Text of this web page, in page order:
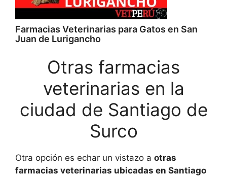
Farmacias Veterinarias para Gatos en San
Juan de Lurigancho
Otras farmacias
veterinarias en la
ciudad de Santiago de
Surco
Otra opción es echar un vistazo a otras
farmacias veterinarias ubicadas en Santiago